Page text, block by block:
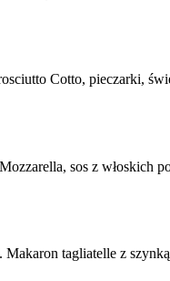
Cotto, pieczarki,
sos z włoskich
tagliatelle z